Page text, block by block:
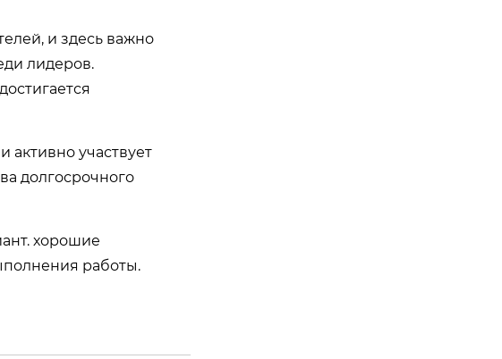
и здесь важно
лидеров.
участвует
долгосрочного
хорошие
работы.